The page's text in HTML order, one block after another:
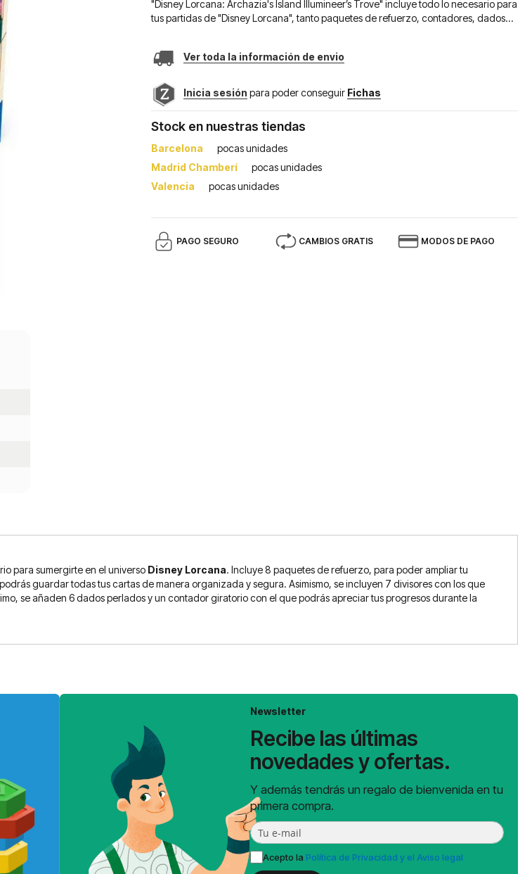
"Disney Lorcana: Archazia's Island Illumineer’s Trove" incluye todo lo necesario para
tus partidas de "Disney Lorcana", tanto paquetes de refuerzo, contadores, dados...
Ver toda la información de envio
Inicia sesión para poder conseguir Fichas
Stock en nuestras tiendas
Barcelona
pocas unidades
Madrid Chamberí
pocas unidades
Valencia
pocas unidades
PAGO SEGURO CAMBIOS GRATIS MODOS DE PAGO
para sumergirte en el universo Disney Lorcana. Incluye 8 paquetes de refuerzo, para poder ampliar tu
guardar todas tus cartas de manera organizada y segura. Asimismo, se incluyen 7 divisores con los que
se añaden 6 dados perlados y un contador giratorio con el que podrás apreciar tus progresos durante la
Newsletter
Recibe las últimas
novedades y ofertas.
Y además tendrás un regalo de bienvenida en tu
primera compra.
Acepto la Política de Privacidad y el Aviso legal